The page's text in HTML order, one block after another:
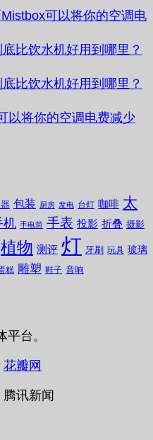
Mistbox可以将你的空调电
比饮水机好用到哪里？
比饮水机好用到哪里？
以将你的空调电费减少
包装 厨房 发电 台灯 咖啡 太
机 手电筒 手表 投影 折叠 摄影
植物 测评 灯 牙刷 玩具 玻璃
糕 雕塑 鞋子 音响
台。
花瓣网
腾讯新闻